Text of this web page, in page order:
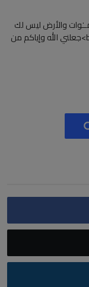
والأرض ليس لك
مكان فيها..<br>نسأل الله أن يصلح حالنا<br>جعلني الله وإياكم من